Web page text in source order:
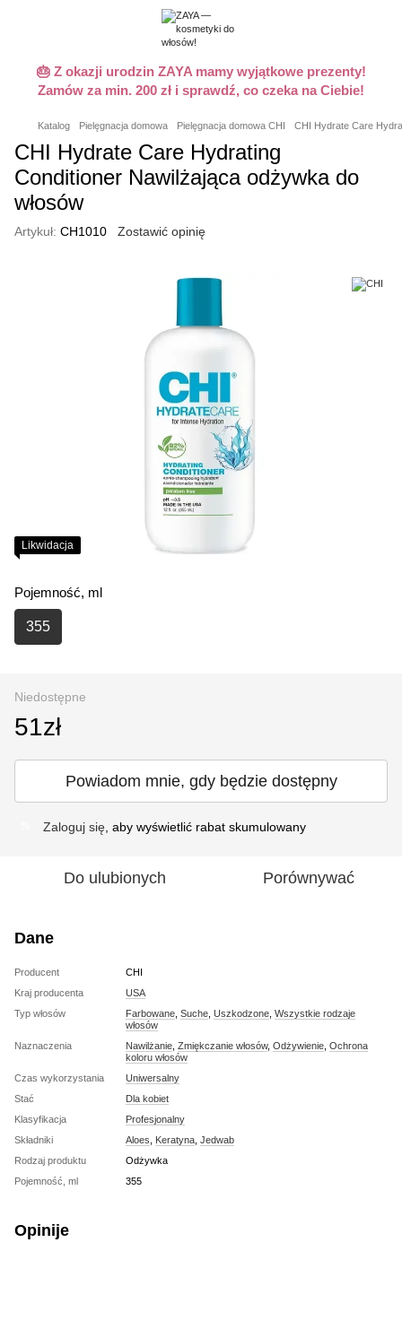
🎂 Z okazji urodzin ZAYA mamy wyjątkowe prezenty!
Zamów za min. 200 zł i sprawdź, co czeka na Ciebie!
Katalog Pielęgnacja domowa Pielęgnacja domowa CHI CHI Hydrate Care
CHI Hydrate Care Hydrating
Conditioner Nawilżająca odżywka do
włosów
Artykuł: CH1010 Zostawić opinię
Likwidacja
Pojemność, ml
355
Niedostępne
51zł
Powiadom mnie, gdy będzie dostępny
Zaloguj się , aby wyświetlić rabat skumulowany
Do ulubionych Porównywać
Dane
Producent
CHI
Kraj producenta
USA
Typ włosów
Farbowane Suche Uszkodzone Wszystkie rodzaje
włosów
Naznaczenia
Nawilżanie Zmiękczanie włosów, Odżywienie Ochrona
koloru włosów
Czas wykorzystania
Uniwersalny
Stać
Dla kobiet
Klasyfikacja
Profesjonalny
Składniki
Aloes Keratyna Jedwab
Rodzaj produktu
Odżywka
Pojemność, ml
355
Opinije